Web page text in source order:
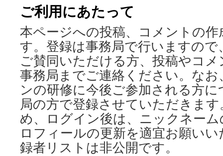
ツ
プ
ご利用にあたって
本ページへの投稿、コメントの
す。登録は事務局で行いますの
ご賛同いただける方、投稿やコ
事務局までご連絡ください。な
ンの研修に今後ご参加される方
局の方で登録させていただきま
め、ログイン後は、ニックネー
ロフィールの更新を適宜お願い
録者リストは非公開です。